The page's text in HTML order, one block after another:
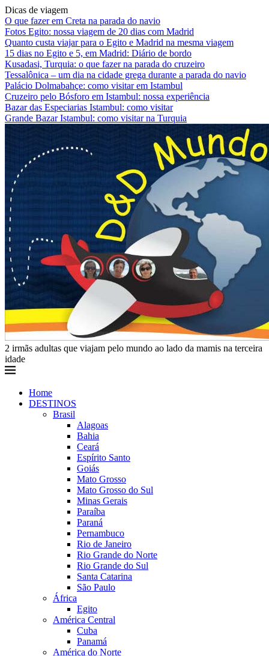
Dicas de viagem
O que fazer em Creta na parada do navio
Fotos Egito: nossa viagem de 20 dias com Madrid
Quanto custa viajar para o Egito e Madrid na mesma viagem
15 dias no Egito e 5, em Madrid: Diário de bordo
Kusadasi, Turquia: o que fazer na parada do cruzeiro
Tessalônica – um dia na cidade grega durante a parada do navio
Palácio Dolmabahçe: como visitar em Istambul
Cruzeiro pelo Bósforo em Istambul: nossa experiência
Bazar das Especiarias Istambul: como visitar
Grande Bazar Istambul: como visitar na Turquia
2 irmãs adultas que viajam pelo mundo ao lado da mamis na terceira
idade
Home
DESTINOS
Brasil
Alagoas
Bahia
Ceará
Espírito Santo
Goiás
Mato Grosso
Mato Grosso do Sul
Minas Gerais
Paraíba
Paraná
Pernambuco
Rio de Janeiro
Rio Grande do Norte
Rio Grande do Sul
Santa Catarina
São Paulo
África
Egito
América Central
Cuba
Panamá
América do Norte